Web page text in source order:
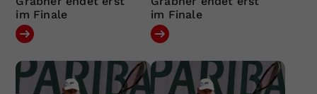
im Finale
im Finale